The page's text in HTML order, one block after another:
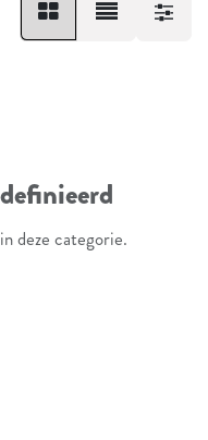
deze categorie.